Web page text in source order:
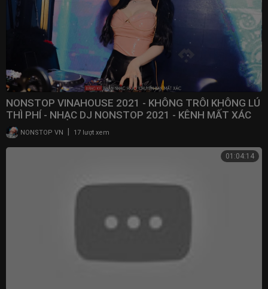
NONSTOP VINAHOUSE 2021 - KHÔNG TRÔI KHÔNG LÚ
THÌ PHÍ - NHẠC DJ NONSTOP 2021 - KÊNH MẤT XÁC
DJ NONSTOP VN 17 lượt xem
01:04:14